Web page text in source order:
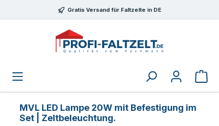
Zum Hauptinhalt springenGratis Versand für Faltzelte in DE
MVL LED Lampe 20W mit Befestigung im
Set | Zeltbeleuchtung.